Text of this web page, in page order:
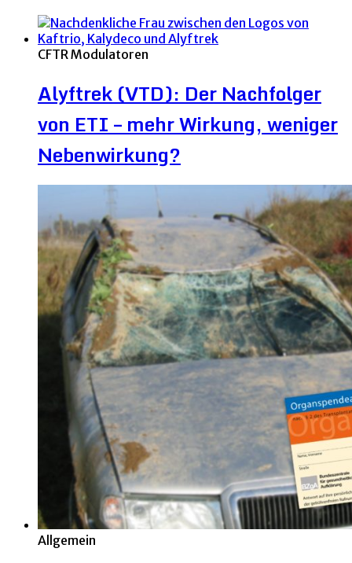
CFTR Modulatoren
Alyftrek (VTD): Der Nachfolger
von ETI – mehr Wirkung, weniger
Nebenwirkung?
Allgemein